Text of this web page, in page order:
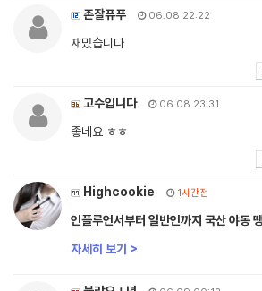
존잘퓨푸 06.08 22:22
재밌습니다
고수입니다 06.08 23:31
좋네요 ㅎㅎ
Highcookie 1시간전
인플루언서부터 일반인까지 국산 야
자세히 보기 >